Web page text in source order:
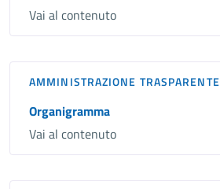
Vai al contenuto
AMMINISTRAZIONE TRASPARENTE
Organigramma
Vai al contenuto